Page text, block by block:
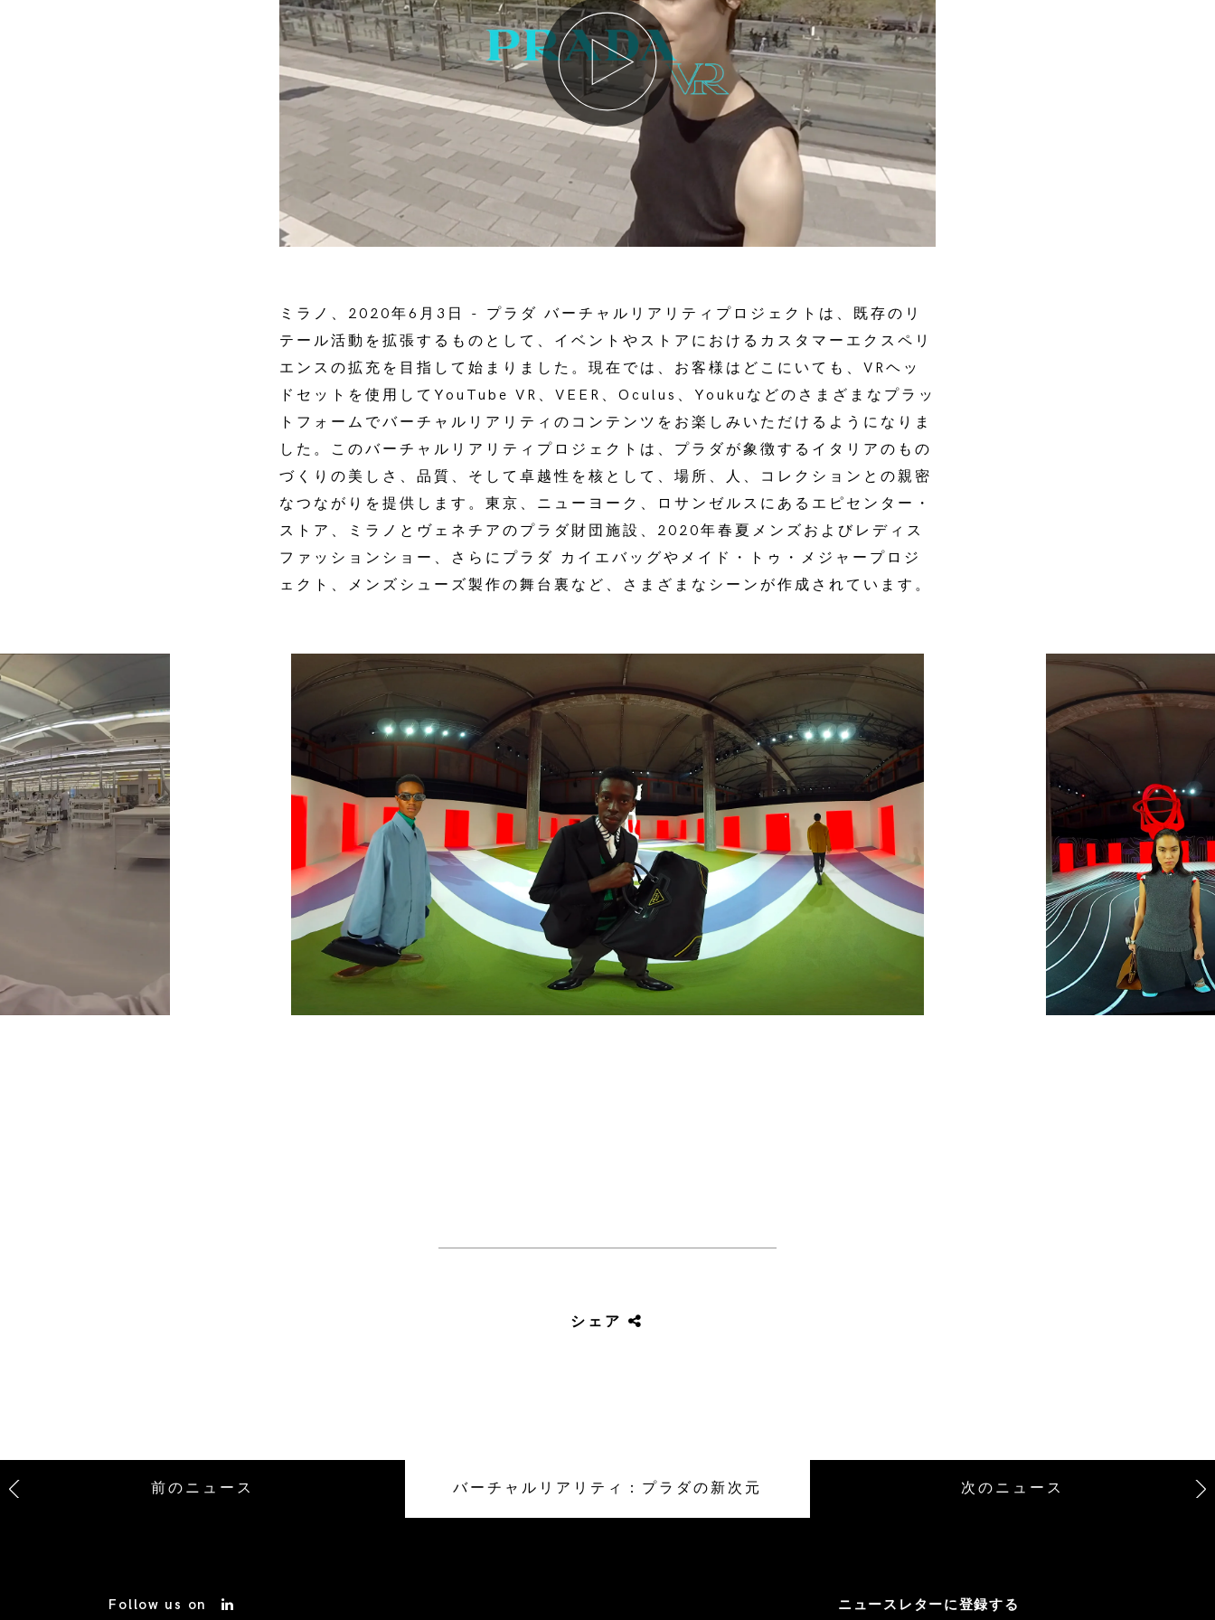
ミラノ、2020年6月3日 - プラダ バーチャルリアリティプロジェクトは、既存のリ
テール活動を拡張するものとして、イベントやストアにおけるカスタマーエクスペリ
エンスの拡充を目指して始まりました。現在では、お客様はどこにいても、VRヘッ
ドセットを使用してYouTube VR、VEER、Oculus、Youkuなどのさまざまなプラッ
トフォームでバーチャルリアリティのコンテンツをお楽しみいただけるようになりま
した。このバーチャルリアリティプロジェクトは、プラダが象徴するイタリアのもの
づくりの美しさ、品質、そして卓越性を核として、場所、人、コレクションとの親密
なつながりを提供します。東京、ニューヨーク、ロサンゼルスにあるエピセンター・
ストア、ミラノとヴェネチアのプラダ財団施設、2020年春夏メンズおよびレディス
ファッションショー、さらにプラダ カイエバッグやメイド・トゥ・メジャープロジ
ェクト、メンズシューズ製作の舞台裏など、さまざまなシーンが作成されています。
シェア
前のニュース バーチャルリアリティ：プラダの新次元 次のニュース
Follow us on ニュースレターに登録する